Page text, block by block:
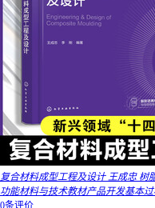
复合材料成型工程及设计 王成忠 树
功能材料与技术教材产品开发基本
0条评价